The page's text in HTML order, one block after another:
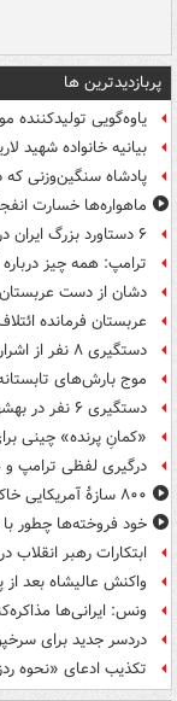
پربازدیدترین ها
یاوه‌گویی تولیدکننده
بیانیه خانواده شهید
پادشاه سنگین‌وزنی که
ماهواره‌ها خسارت
۶ دستاورد بزرگ ایران در ۱۶۰ روز رهبری رهبر انقلاب
ترامپ: همه چیز
دشان از دست عربستان
عربستان فرمانده
دستگیری ۸ نفر از اشرار مسلح شاخص و مرتبطین گروهک های تروریستی
موج بارش‌های تابستانه در
دستگیری ۶ نفر در بهشهر به اتهام تشویش اذهان عمومی
«کمانِ پرنده» چینی
درگیری لفظی ترامپ
۸۰۰ سازۀ آمریکایی خاکستر شد
خود فروخته‌ها چطور
ابتکارات رهبر انقلاب
واکنش عالیشاه بعد
ونس: ایرانی‌ها
دردسر جدید برای
تکذیب ادعای «نحوه